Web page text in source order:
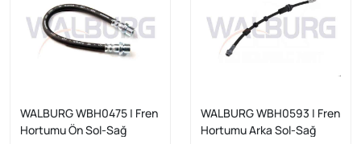
WALBURG WBH0475 | Fren
Hortumu Ön Sol-Sağ
WALBURG WBH0593 | Fren
Hortumu Arka Sol-Sağ